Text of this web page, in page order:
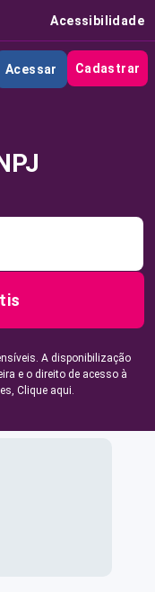
Acessibilidade
Acessar Cadastrar
A disponibilização
e o direito de acesso à
Clique aqui.